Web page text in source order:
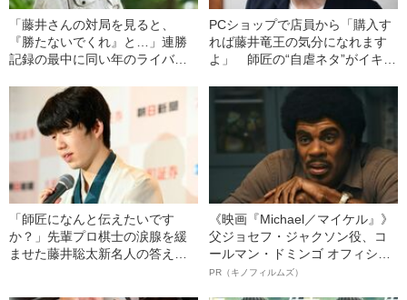
「藤井さんの対局を見ると、
『勝たないでくれ』と…」連勝
記録の最中に同い年のライバル
PCショップで店員から「購入す
れば藤井竜王の気分になれます
よ」 師匠の“自虐ネタ”がイキイ
「師匠になんと伝えたいです
か？」先輩プロ棋士の涙腺を緩
ませた藤井聡太新名人の答えと
《映画『Michael／マイケル』》
父ジョセフ・ジャクソン役、コ
ールマン・ドミンゴ オフィシャ
ルインタビュー“観客を魅了した
PR（キノフィルムズ）